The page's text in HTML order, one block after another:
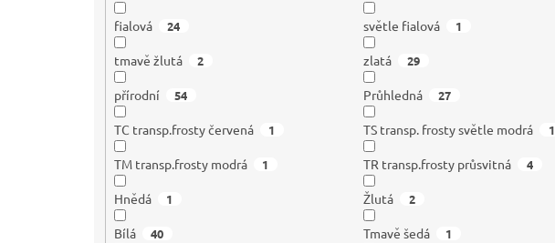
fialová 24 světle fialová 1
tmavě žlutá 2 zlatá 29
přírodní 54 Průhledná 27
TC transp.frosty červená 1 TS transp. frosty světle modrá 1
TM transp.frosty modrá 1 TR transp.frosty průsvitná 4
Hnědá 1 Žlutá 2
Bílá 40 Tmavě šedá 1